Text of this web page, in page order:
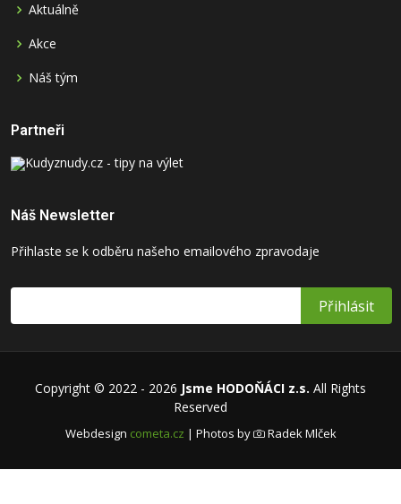
Aktuálně
Akce
Náš tým
Partneři
Náš Newsletter
Přihlaste se k odběru našeho emailového zpravodaje
Copyright © 2022 - 2026 Jsme HODOŇÁCI z.s. All Rights
Reserved
Webdesign cometa.cz | Photos by Radek Mlček